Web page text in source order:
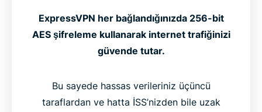
ExpressVPN her bağlandığınızda 256-bit
AES şifreleme kullanarak internet trafiğinizi
güvende tutar.
Bu sayede hassas verileriniz üçüncü
taraflardan ve hatta İSS’nizden bile uzak